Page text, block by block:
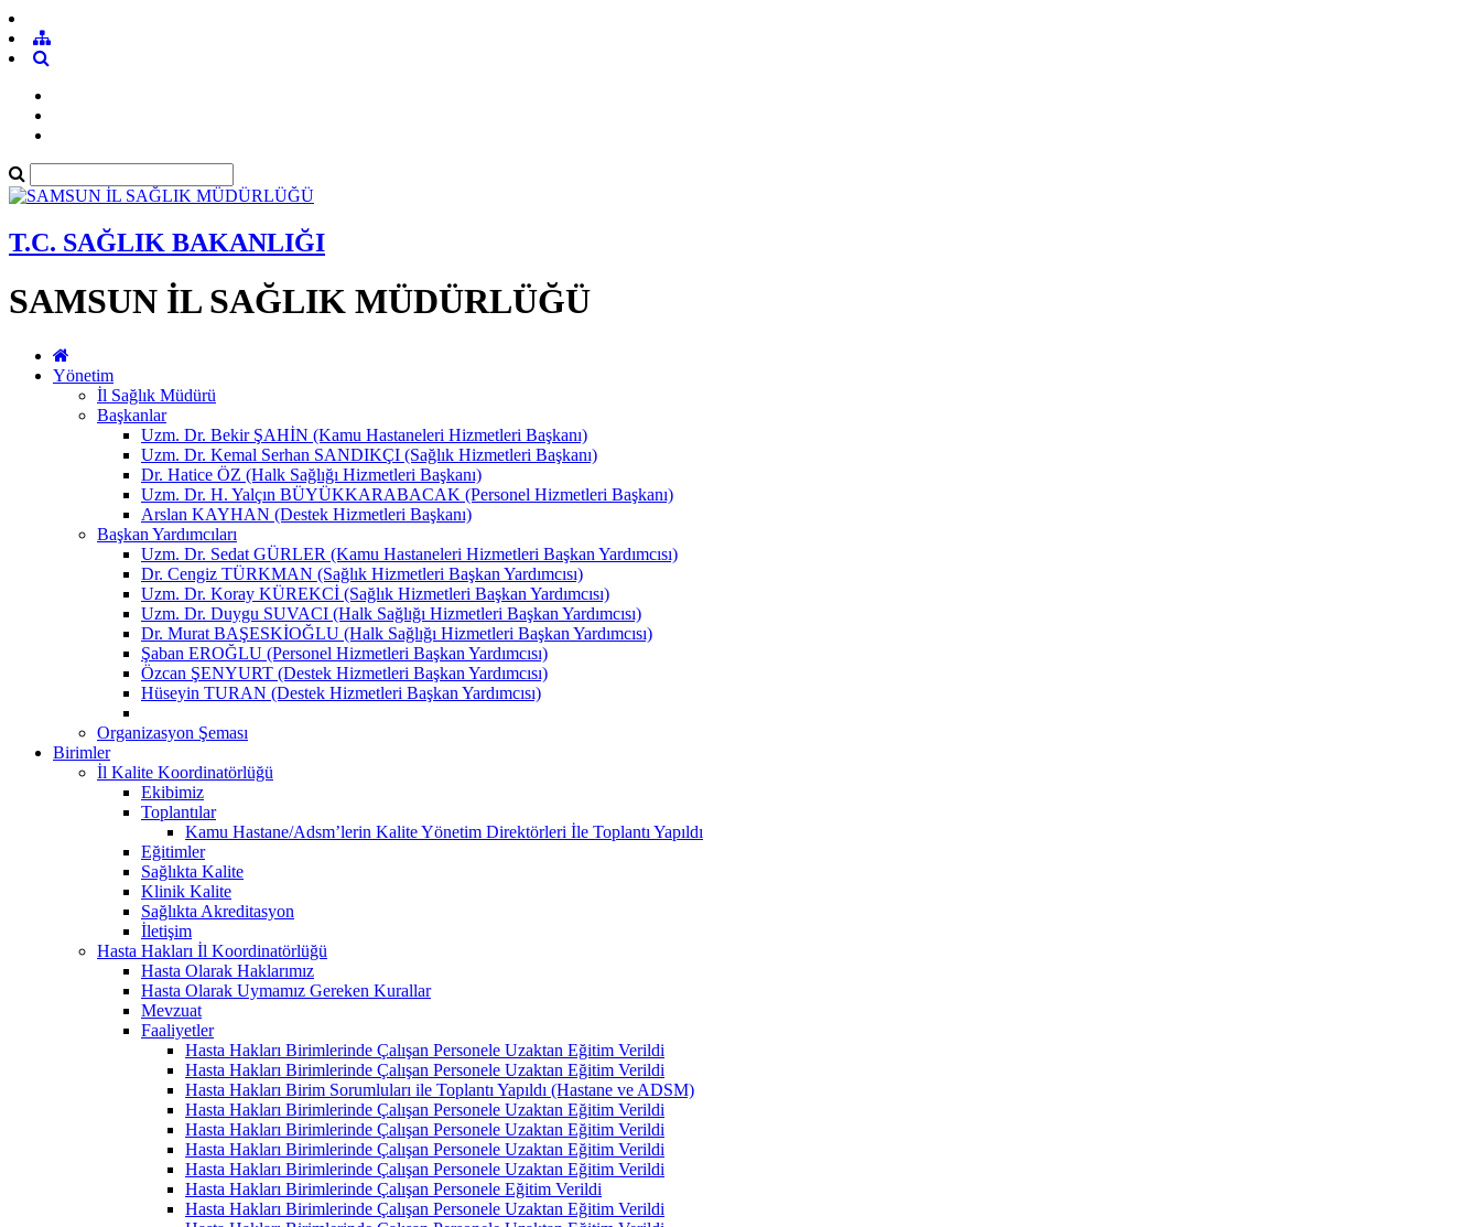
T.C. SAĞLIK BAKANLIĞI
SAMSUN İL SAĞLIK MÜDÜRLÜĞÜ
Yönetim
İl Sağlık Müdürü
Başkanlar
Uzm. Dr. Bekir ŞAHİN (Kamu Hastaneleri Hizmetleri Başkanı)
Uzm. Dr. Kemal Serhan SANDIKÇI (Sağlık Hizmetleri Başkanı)
Dr. Hatice ÖZ (Halk Sağlığı Hizmetleri Başkanı)
Uzm. Dr. H. Yalçın BÜYÜKKARABACAK (Personel Hizmetleri Başkanı)
Arslan KAYHAN (Destek Hizmetleri Başkanı)
Başkan Yardımcıları
Uzm. Dr. Sedat GÜRLER (Kamu Hastaneleri Hizmetleri Başkan Yardımcısı)
Dr. Cengiz TÜRKMAN (Sağlık Hizmetleri Başkan Yardımcısı)
Uzm. Dr. Koray KÜREKCİ (Sağlık Hizmetleri Başkan Yardımcısı)
Uzm. Dr. Duygu SUVACI (Halk Sağlığı Hizmetleri Başkan Yardımcısı)
Dr. Murat BAŞESKİOĞLU (Halk Sağlığı Hizmetleri Başkan Yardımcısı)
Şaban EROĞLU (Personel Hizmetleri Başkan Yardımcısı)
Özcan ŞENYURT (Destek Hizmetleri Başkan Yardımcısı)
Hüseyin TURAN (Destek Hizmetleri Başkan Yardımcısı)
Organizasyon Şeması
Birimler
İl Kalite Koordinatörlüğü
Ekibimiz
Toplantılar
Kamu Hastane/Adsm’lerin Kalite Yönetim Direktörleri İle Toplantı Yapıldı
Eğitimler
Sağlıkta Kalite
Klinik Kalite
Sağlıkta Akreditasyon
İletişim
Hasta Hakları İl Koordinatörlüğü
Hasta Olarak Haklarımız
Hasta Olarak Uymamız Gereken Kurallar
Mevzuat
Faaliyetler
Hasta Hakları Birimlerinde Çalışan Personele Uzaktan Eğitim Verildi
Hasta Hakları Birimlerinde Çalışan Personele Uzaktan Eğitim Verildi
Hasta Hakları Birim Sorumluları ile Toplantı Yapıldı (Hastane ve ADSM)
Hasta Hakları Birimlerinde Çalışan Personele Uzaktan Eğitim Verildi
Hasta Hakları Birimlerinde Çalışan Personele Uzaktan Eğitim Verildi
Hasta Hakları Birimlerinde Çalışan Personele Uzaktan Eğitim Verildi
Hasta Hakları Birimlerinde Çalışan Personele Uzaktan Eğitim Verildi
Hasta Hakları Birimlerinde Çalışan Personele Eğitim Verildi
Hasta Hakları Birimlerinde Çalışan Personele Uzaktan Eğitim Verildi